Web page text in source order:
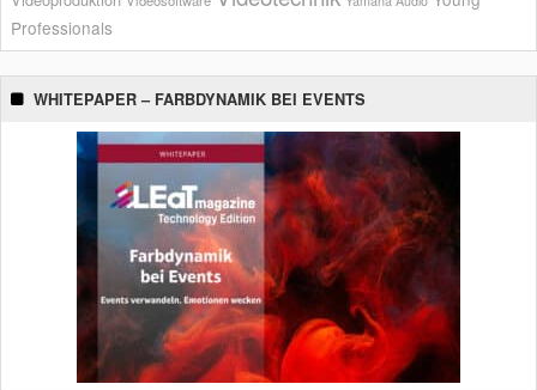
Professionals
WHITEPAPER – FARBDYNAMIK BEI EVENTS